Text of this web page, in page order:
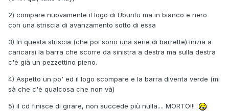
2) compare nuovamente il logo di Ubuntu ma in bianco e nero
con una striscia di avanzamento sotto di essa
3) In questa striscia (che poi sono una serie di barrette) inizia a
caricarsi la barra che scorre da sinistra a destra ma sulla destra
c'è già un pezzettino pieno.
4) Aspetto un po' ed il logo scompare e la barra diventa verde (mi
sà che c'è qualcosa che non và)
5) il cd finisce di girare, non succede più nulla.... MORTO!!!